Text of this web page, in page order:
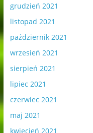
grudzień 2021
listopad 2021
październik 2021
wrzesień 2021
sierpień 2021
lipiec 2021
czerwiec 2021
maj 2021
kwiecień 2021